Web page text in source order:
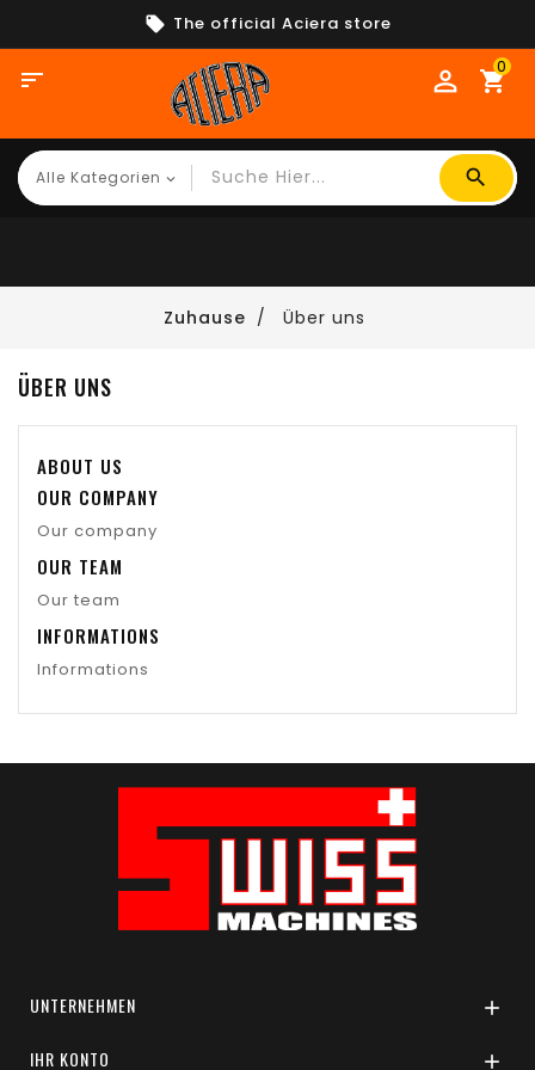
The official Aciera store
 shopping_cart
0
Zuhause Über uns
ÜBER UNS
ABOUT US
OUR COMPANY
Our company
OUR TEAM
Our team
INFORMATIONS
Informations
UNTERNEHMEN 
IHR KONTO 